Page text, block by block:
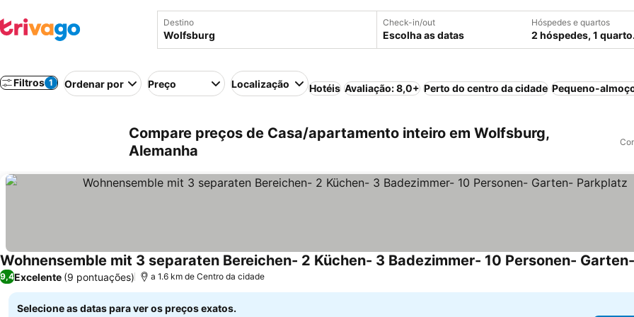
Destino Check-in/out
Escolha as datas
Hóspedes e quartos
2 hóspedes, 1 quarto.
Filtros 1 Ordenar por Preço Localização Hotéis Avaliação: 8,0+ Perto do centro da cidade Pequeno-
Compare preços de Casa/apartamento inteiro em Wolfsburg,
Alemanha
Ver preços
9,4Excelente (9 pontuações) a 1.6 km de Centro da cidade
Selecione as datas para ver os preços exatos.